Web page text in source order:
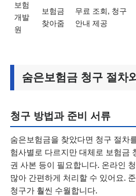
보험
개발
원
보험금
찾아줌
무료 조회, 청구
안내 제공
숨은보험금 청구 절차
청구 방법과 준비 서류
숨은보험금을 찾았다면 청구 절차
험사별로 다르지만 대체로 보험금
권 사본 등이 필요합니다. 온라인
많아 간편하게 처리할 수 있어요.
청구가 훨씬 수월합니다.